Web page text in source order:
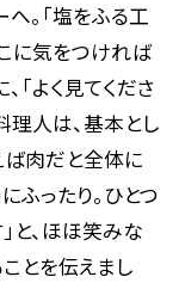
。「塩をふる工
に気をつければ
「よく見てくださ
理人は、基本とし
ば肉だと全体に
ふったり。ひとつ
と、ほほ笑みな
とを伝えまし